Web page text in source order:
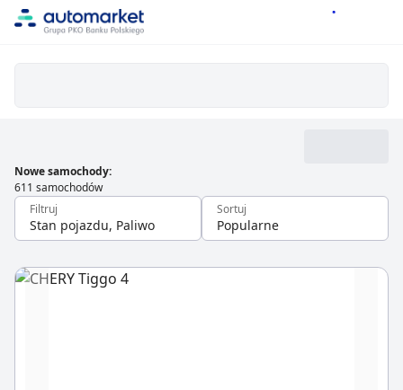
Nowe samochody:
611 samochodów
Filtruj
Stan pojazdu, Paliwo
Sortuj
Popularne